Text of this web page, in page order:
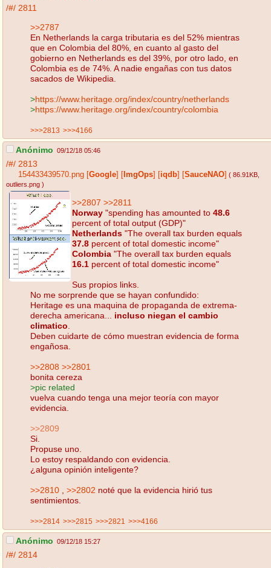
/#/ 2811
>>2787
En Netherlands la carga tributaria es del 52% mientras
que en Colombia del 80%, en cuanto al gasto del
gobierno en Netherlands es del 39%, por otro lado, en
Colombia es de 74%. A nadie engañas con tus datos
sacados de Wikipedia.
>https://www.heritage.org/index/country/netherlands
>https://www.heritage.org/index/country/colombia
>>>2813 >>>4166
Anónimo 09/12/18 05:46
/#/ 2813
154433439570.png Google ImgOps iqdb SauceNAO ( 86.91KB
outliers.png )
>>2807 >>2811
Norway "spending has amounted to 48.6
percent of total output (GDP)"
Netherlands "The overall tax burden equals
37.8 percent of total domestic income"
Colombia "The overall tax burden equals
16.1 percent of total domestic income"
Sus propios links.
No me sorprende que se hayan confundido:
Heritage es una maquina de propaganda de extrema-
derecha americana... incluso niegan el cambio
climatico
Deben cuidarte de cómo muestran evidencia de forma
engañosa.
>>2808 >>2801
bonita cereza
>pic related
vuelva cuando tenga una mejor teoría con mayor
evidencia.
>>2809
Si.
Propuse uno.
Lo estoy respaldando con evidencia.
¿alguna opinión inteligente?
>>2810 >>2802 noté que la evidencia hirió tus
sentimientos.
>>>2814 >>>2815 >>>2821 >>>4166
Anónimo 09/12/18 15:27
/#/ 2814